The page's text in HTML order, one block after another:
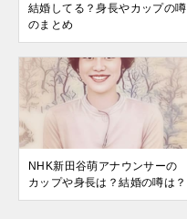
結婚してる？身長やカップの噂
のまとめ
NHK新田谷萌アナウンサーの
カップや身長は？結婚の噂は？